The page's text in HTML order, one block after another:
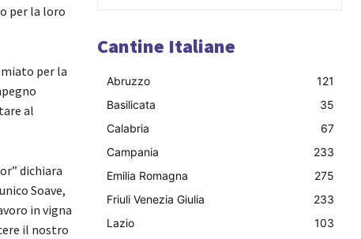
per la loro
per la
al
dichiara
Soave,
in vigna
il nostro
Cantine Italiane
Abruzzo
121
Basilicata
35
Calabria
67
Campania
233
Emilia Romagna
275
Friuli Venezia Giulia
233
Lazio
103